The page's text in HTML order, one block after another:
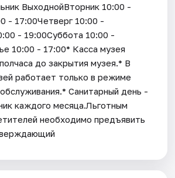
ВыходнойВторник 10:00 -
- 17:00Четверг 10:00 -
- 19:00Суббота 10:00 -
10:00 - 17:00* Касса музея
до закрытия музея.* В
работает только в режиме
Санитарный день -
каждого месяца.Льготным
необходимо предъявить